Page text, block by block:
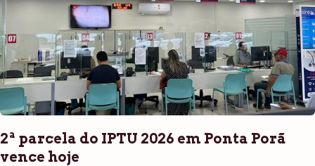
2ª parcela do IPTU 2026 em Ponta Porã
vence hoje